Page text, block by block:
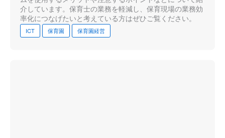
介しています。保育士の業務を軽減し、保育現場の業務効
率化につなげたいと考えている方はぜひご覧ください。
ICT 保育園 保育園経営